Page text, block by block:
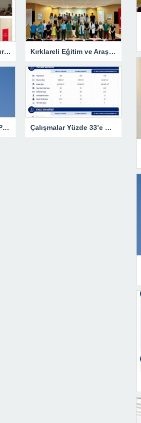
Kırklareli’nde Sağlık Turizmi Masaya Yatırıldı Kırklareli Eğitim ve Araştırma Hastanesi’nde Eğitim Planlaması Masaya Yatırıldı
Babaeski’de 8 Saatlik Planlı Elektrik Kesintisi Çalışmalar Yüzde 33’e Ulaştı